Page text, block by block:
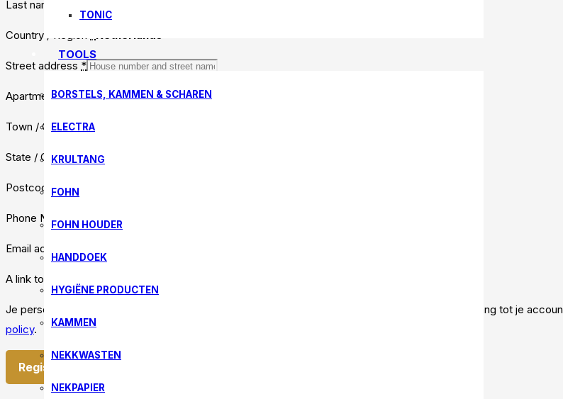
TONIC
TOOLS
BORSTELS, KAMMEN & SCHAREN
ELECTRA
KRULTANG
FOHN
FOHN HOUDER
HANDDOEK
HYGIËNE PRODUCTEN
KAMMEN
NEKKWASTEN
NEKPAPIER
Last name
Country / Region
Street address *
Apartment, suite, unit, etc.(optional)
Town / City*
State / County(optional)
Postcode / ZIP
Phone Number *
Email address
A link to set a new password will be sent to your email address.
Je persoonlijke gegevens worden gebruikt om je ervaring op deze site te ondersteunen, om toegang tot je
policy.
Register